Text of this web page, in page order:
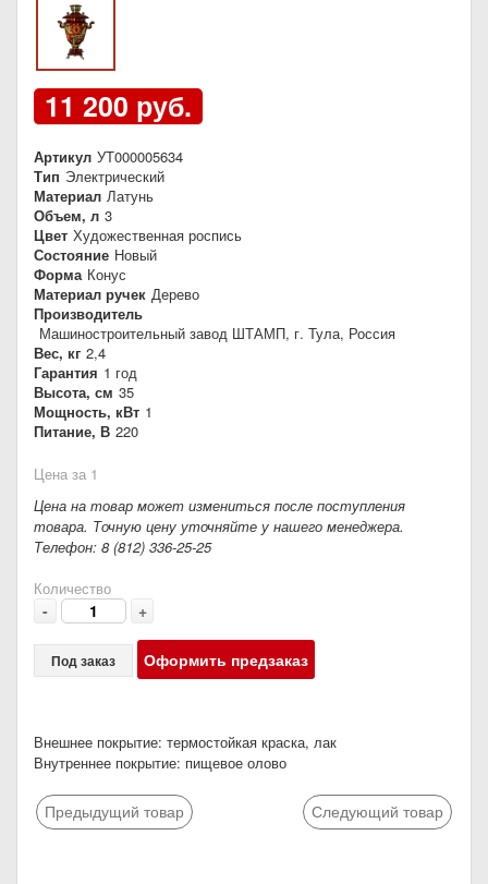
11 200 руб.
Артикул УТ000005634
Тип Электрический
Материал Латунь
Объем, л 3
Цвет Художественная роспись
Состояние Новый
Форма Конус
Материал ручек Дерево
Производитель
Машиностроительный завод ШТАМП, г. Тула, Россия
Вес, кг 2,4
Гарантия 1 год
Высота, см 35
Мощность, кВт 1
Питание, В 220
Цена за 1
Цена на товар может измениться после поступления
товара. Точную цену уточняйте у нашего менеджера.
Телефон: 8 (812) 336-25-25
Количество
- +
Под заказ Оформить предзаказ
Внешнее покрытие: термостойкая краска, лак
Внутреннее покрытие: пищевое олово
Предыдущий товар Следующий товар